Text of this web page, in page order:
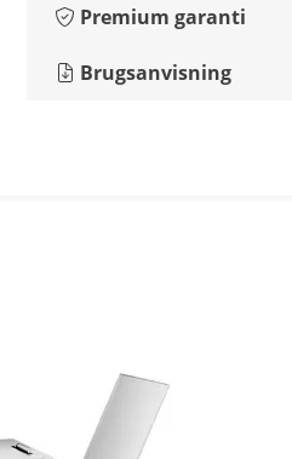
Premium garanti
Brugsanvisning